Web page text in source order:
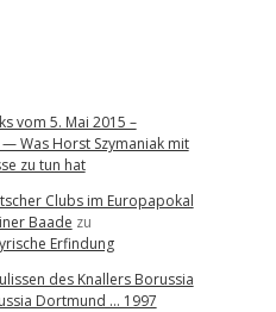
vom 5. Mai 2015 –
— Was Horst Szymaniak mit
zu tun hat
Clubs im Europapokal
Baade zu
Erfindung
des Knallers Borussia
Dortmund … 1997